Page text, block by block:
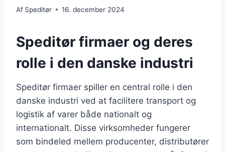
Af Speditør 16. december 2024
Speditør firmaer og deres
rolle i den danske industri
Speditør firmaer spiller en central rolle i den
danske industri ved at facilitere transport og
logistik af varer både nationalt og
internationalt. Disse virksomheder fungerer
som bindeled mellem producenter, distributører